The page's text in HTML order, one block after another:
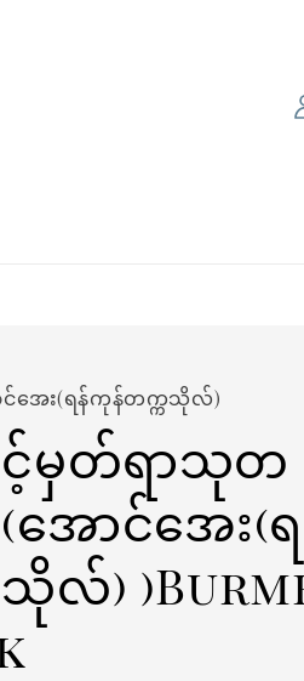
င်အေး(ရန်ကုန်တက္ကသိုလ်)
မှတ်ရာသုတ
(အောင်အေး(
လ်)